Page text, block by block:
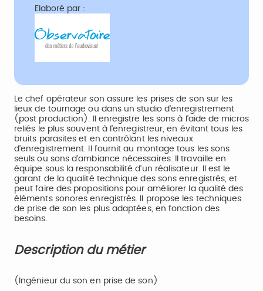
Elaboré par :
Le chef opérateur son assure les prises de son sur les
lieux de tournage ou dans un studio d'enregistrement
(post production). Il enregistre les sons à l'aide de micros
reliés le plus souvent à l'enregistreur, en évitant tous les
bruits parasites et en contrôlant les niveaux
d'enregistrement. Il fournit au montage tous les sons
seuls ou sons d'ambiance nécessaires. Il travaille en
équipe sous la responsabilité d'un réalisateur. Il est le
garant de la qualité technique des sons enregistrés, et
peut faire des propositions pour améliorer la qualité des
éléments sonores enregistrés. Il propose les techniques
de prise de son les plus adaptées, en fonction des
besoins.
Description du métier
(Ingénieur du son en prise de son)